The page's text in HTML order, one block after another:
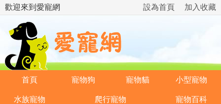
歡迎來到愛寵網 加入收藏
設為首頁
首頁 寵物狗 寵物貓 小型寵物
水族寵物 爬行寵物 寵物百科